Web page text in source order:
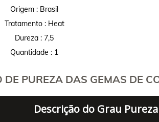
Origem : Brasil
Tratamento : Heat
Dureza : 7,5
Quantidade : 1
PUREZA DAS GEMAS DE
Descrição do Grau Pureza